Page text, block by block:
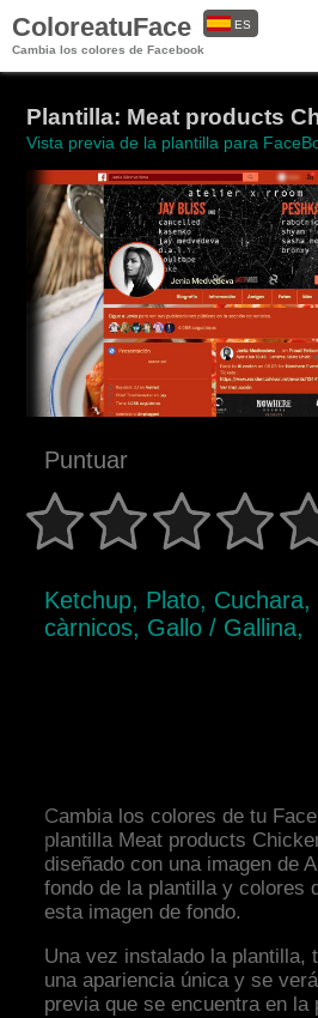
ColoreatuFace
Cambia los colores de Facebook
ES
Plantilla: Meat products
Vista previa de la plantilla para
Puntuar
Ketchup, Plato,
càrnicos, Gallo / Gallina,
Cambia los colores de tu
plantilla Meat products
diseñado con una imagen de
fondo de la plantilla y colores
esta imagen de fondo.
Una vez instalado la plantilla,
una apariencia única y se
previa que se encuentra en la